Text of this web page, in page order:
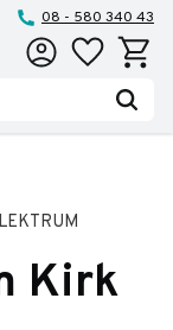
08 - 580 340 43
Favoriter
Kirk